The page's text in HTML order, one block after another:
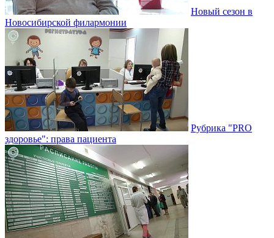
Новый сезон в
Новосибирской филармонии
Рубрика "PRO
здоровье": права пациента